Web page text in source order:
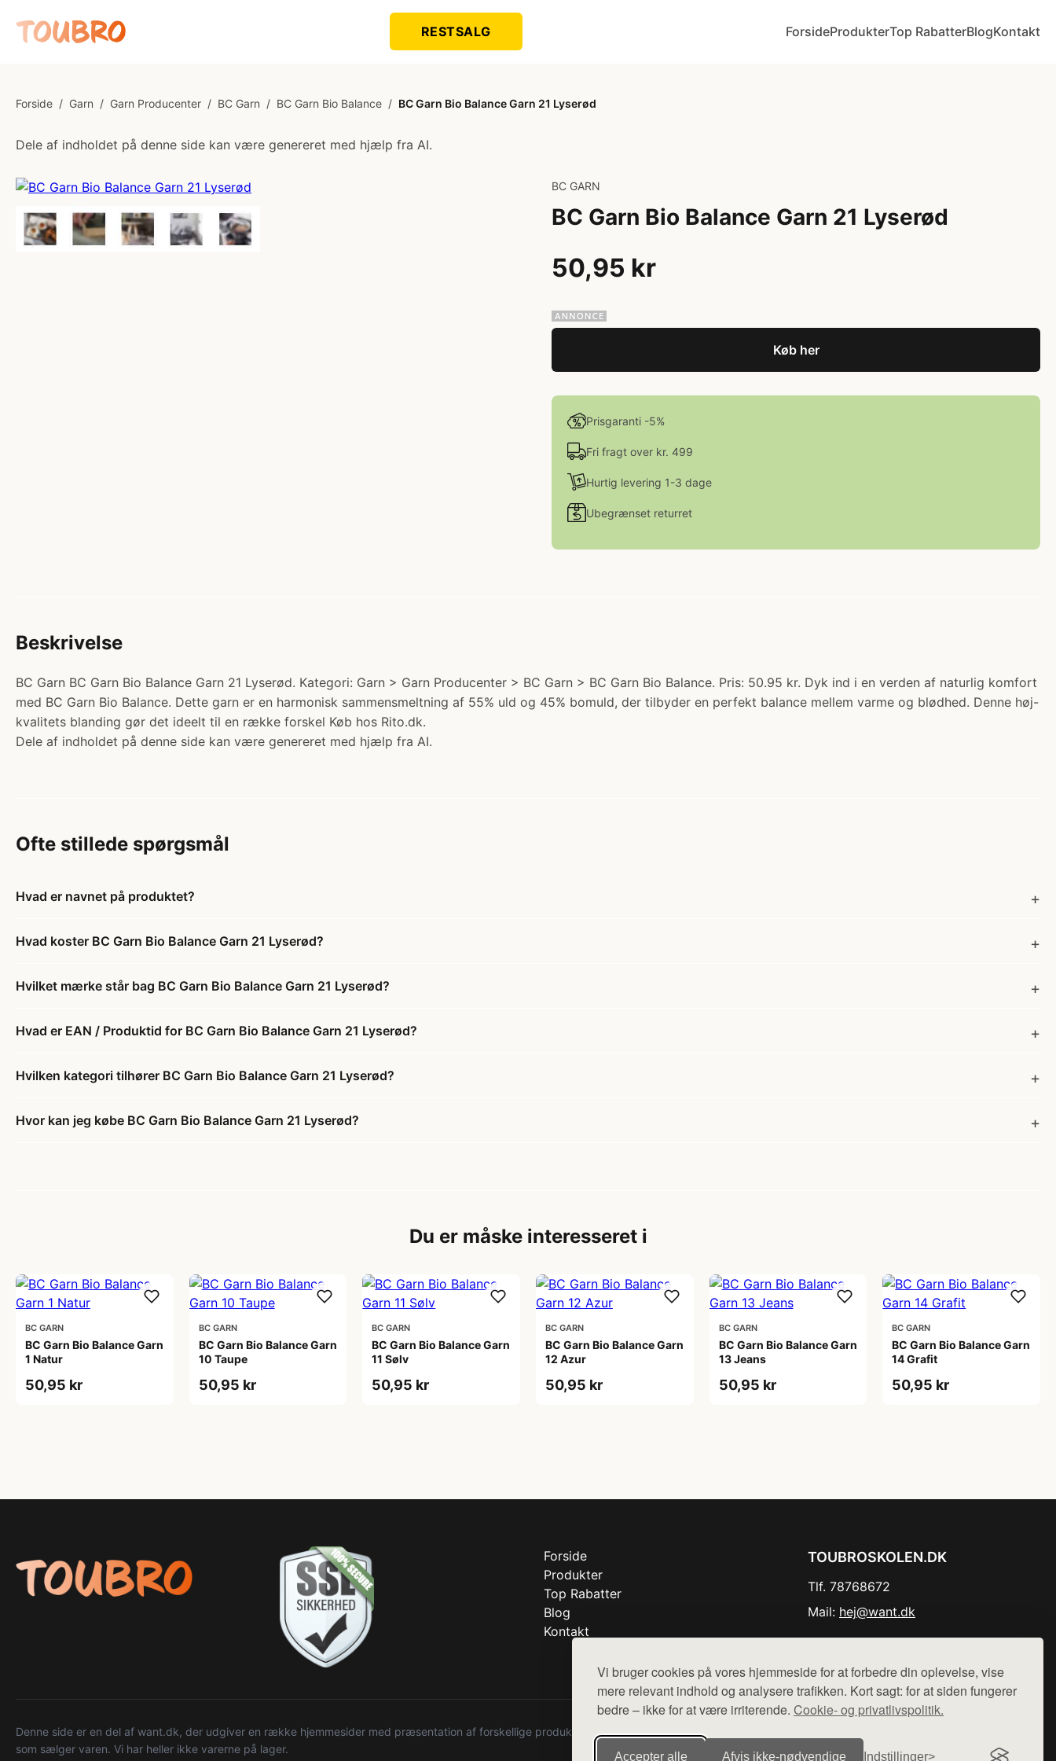
Vi bruger cookies på vores hjemmeside for at forbedre din oplevelse, vise
mere relevant indhold og analysere trafikken. Kort sagt: for at siden fungerer
bedre – ikke for at være irriterende. Cookie- og privatlivspolitik.
Accepter alle Afvis ikke‑nødvendige Indstillinger
RESTSALG ForsideProdukterTop RabatterBlogKontakt
Forside / Garn / Garn Producenter / BC Garn / BC Garn Bio Balance / BC Garn Bio Balance Garn 21 Lyserød
Dele af indholdet på denne side kan være genereret med hjælp fra AI.
BC GARN
BC Garn Bio Balance Garn 21 Lyserød
50,95 kr
Køb her
Prisgaranti -5%
Fri fragt over kr. 499
Hurtig levering 1-3 dage
Ubegrænset returret
Beskrivelse
BC Garn BC Garn Bio Balance Garn 21 Lyserød. Kategori: Garn > Garn Producenter > BC Garn > BC Garn Bio Balance. Pris: 50.95 kr. Dyk ind i en verden af naturlig komfort
med BC Garn Bio Balance. Dette garn er en harmonisk sammensmeltning af 55% uld og 45% bomuld, der tilbyder en perfekt balance mellem varme og blødhed. Denne høj-
kvalitets blanding gør det ideelt til en række forskel Køb hos Rito.dk.
Dele af indholdet på denne side kan være genereret med hjælp fra AI.
Ofte stillede spørgsmål
Hvad er navnet på produktet?
Hvad koster BC Garn Bio Balance Garn 21 Lyserød?
Hvilket mærke står bag BC Garn Bio Balance Garn 21 Lyserød?
Hvad er EAN / Produktid for BC Garn Bio Balance Garn 21 Lyserød?
Hvilken kategori tilhører BC Garn Bio Balance Garn 21 Lyserød?
Hvor kan jeg købe BC Garn Bio Balance Garn 21 Lyserød?
Du er måske interesseret i
BC GARN
BC Garn Bio Balance Garn
1 Natur
50,95 kr
BC GARN
BC Garn Bio Balance Garn
10 Taupe
50,95 kr
BC GARN
BC Garn Bio Balance Garn
11 Sølv
50,95 kr
BC GARN
BC Garn Bio Balance Garn
12 Azur
50,95 kr
BC GARN
BC Garn Bio Balance Garn
13 Jeans
50,95 kr
BC GARN
BC Garn Bio Balance Garn
14 Grafit
50,95 kr
Forside
Produkter
Top Rabatter
Blog
Kontakt
TOUBROSKOLEN.DK
Tlf. 78768672
Mail: hej@want.dk
Denne side er en del af want.dk, der udgiver en række hjemmesider med præsentation af forskellige produkter fra diverse webshops. Der sælges ikke varer fra denne side - vi henviser til de shops,
som sælger varen. Vi har heller ikke varerne på lager.